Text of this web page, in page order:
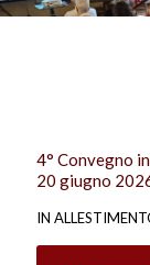
4° Convegno
20 giugno
IN